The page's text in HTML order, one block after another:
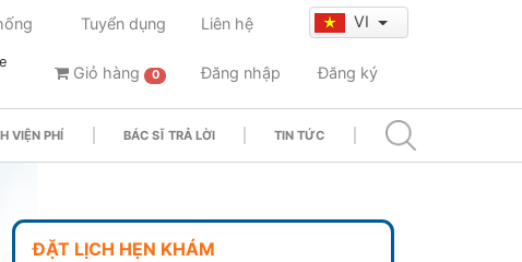
Tuyển dụng Liên hệ VI
Giỏ hàng 0 Đăng nhập Đăng ký
VIỆN PHÍ BÁC SĨ TRẢ LỜI TIN TỨC
ĐẶT LỊCH HẸN KHÁM